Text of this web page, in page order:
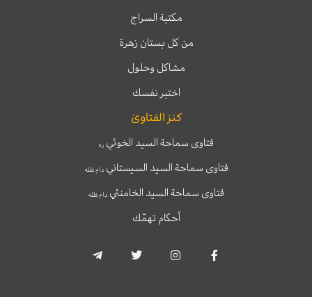
مكتبة السراج
من كل بستان زهرة
مشاكل وحلول
اختبر نفسك
كنز الفتاوىٰ
فتاوى سماحة السيد الخوئيره
فتاوى سماحة السيد السيستانيدام ظله
فتاوى سماحة السيد الخامنئي دام ظله
أحكام تهمّك
c
s
i
l